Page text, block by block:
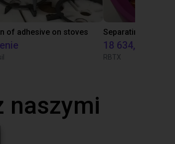
of adhesive on stoves
18 634,80 zł
RBTX
naszymi